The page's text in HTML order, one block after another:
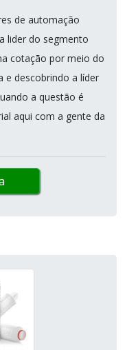
de automação
lider do segmento
cotação por meio do
e descobrindo a líder
a questão é
aqui com a gente da